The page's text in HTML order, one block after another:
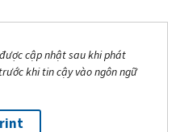
cập nhật sau khi phát
khi tin cậy vào ngôn ngữ